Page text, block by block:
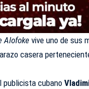
Alofoke vive uno de sus
casera
publicista cubano